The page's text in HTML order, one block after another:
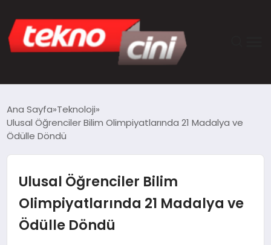
TEKNOLOJI
SAĞLIK
Ana Sayfa Teknoloji
Ulusal Öğrenciler Bilim Olimpiyatlarında 21 Madalya ve
Ödülle Döndü
Ulusal Öğrenciler Bilim
Olimpiyatlarında 21 Madalya ve
Ödülle Döndü